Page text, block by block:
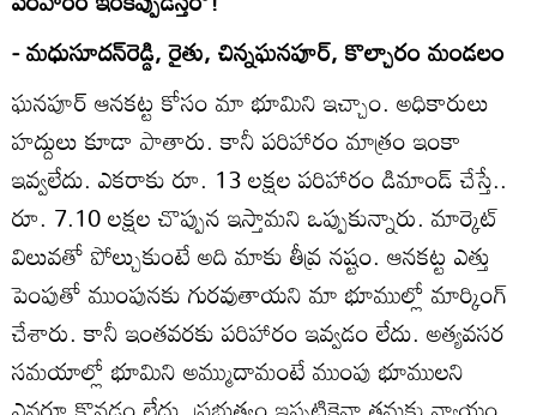
- మధుసూదన్‌రెడ్డి, రైతు, చిన్నఘనపూర్‌, కొల్చారం మండలం
ఘనపూర్‌ ఆనకట్ట కోసం మా భూమిని ఇచ్చాం. అధికారులు
హద్దులు కూడా పాతారు. కానీ పరిహారం మాత్రం ఇంకా
ఇవ్వలేదు. ఎకరాకు రూ. 13 లక్షల పరిహారం డిమాండ్‌ చేస్తే..
రూ. 7.10 లక్షల చొప్పున ఇస్తామని ఒప్పుకున్నారు. మార్కెట్‌
విలువతో పోల్చుకుంటే అది మాకు తీవ్ర నష్టం. ఆనకట్ట ఎత్తు
పెంపుతో ముంపునకు గురవుతాయని మా భూముల్లో మార్కింగ్‌
చేశారు. కానీ ఇంతవరకు పరిహారం ఇవ్వడం లేదు. అత్యవసర
సమయాల్లో భూమిని అమ్ముదామంటే ముంపు భూములని